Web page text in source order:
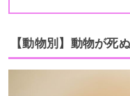
【動物別】動物が死